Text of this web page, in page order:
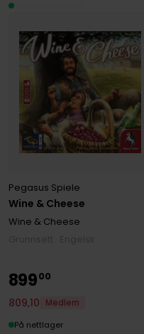
Wine & Cheese
Pegasus Spiele
Wine & Cheese
89900
809,10
Medlem
På nettlager